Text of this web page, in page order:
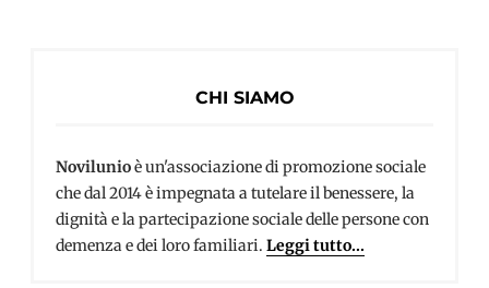
CHI SIAMO
Novilunioè un'associazione di promozione sociale
che dal 2014 è impegnata a tutelare il benessere, la
dignità e la partecipazione sociale delle persone con
demenza e dei loro familiari. Leggi tutto...